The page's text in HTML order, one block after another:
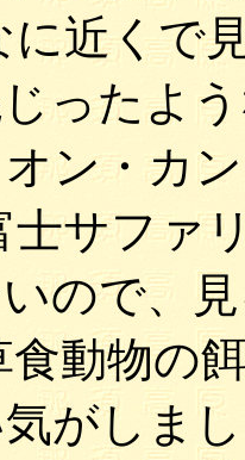
に近くで
ったよ
ン・カ
士サファ
ので、
動物の
がしま